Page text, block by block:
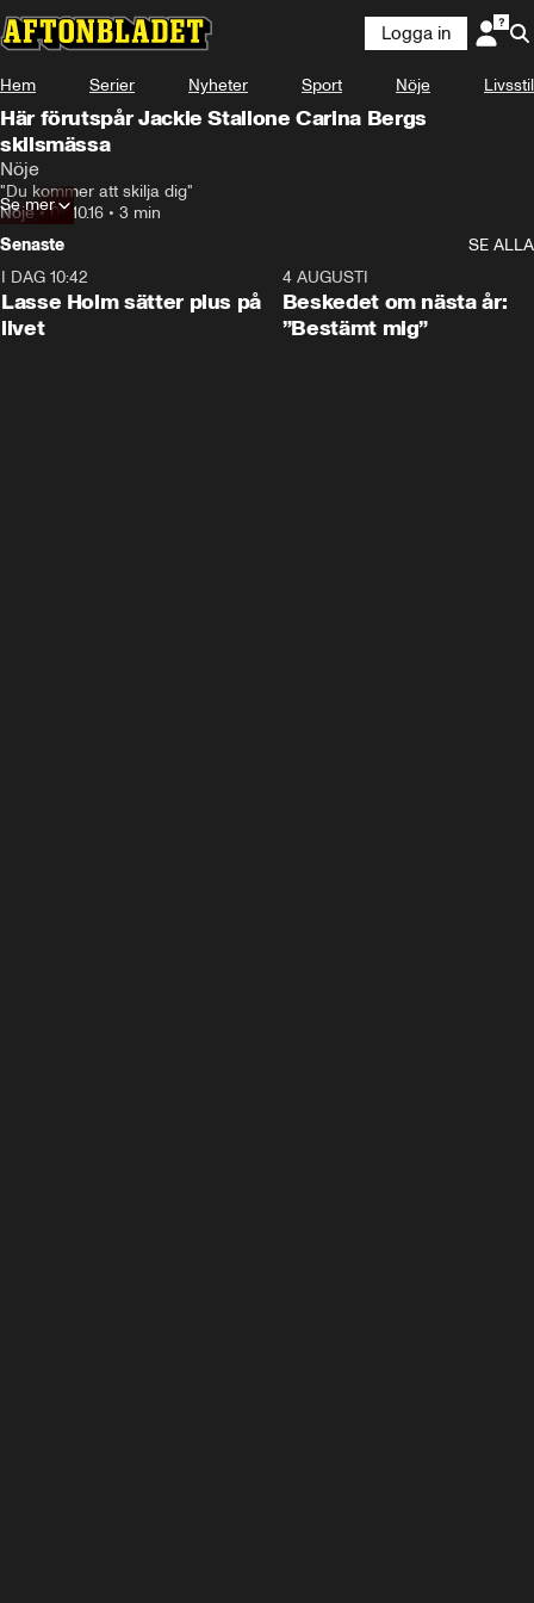
Logga in
Hem Serier Nyheter Sport Nöje Livsstil
Här förutspår Jackie Stallone Carina Bergs
skilsmässa
Nöje
"Du kommer att skilja dig"
Nöje•08.10.16 • 3 min
Se mer
Senaste
SE ALLA
I DAG 10:42
Lasse Holm sätter plus på
livet
4 AUGUSTI
Beskedet om nästa år:
”Bestämt mig”